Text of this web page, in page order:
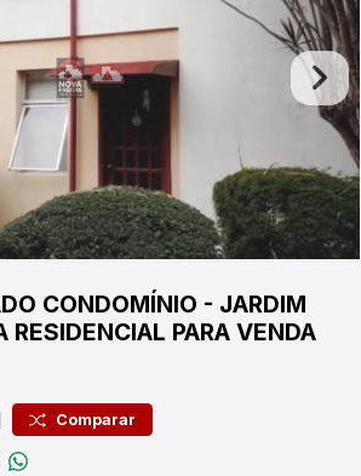
CONDOMÍNIO - JARDIM
RESIDENCIAL PARA VENDA
Comparar